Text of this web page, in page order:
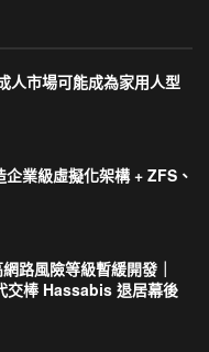
人市場可能成為家用人型
業級虛擬化架構 + ZFS、
路風險等級暫緩開發｜
棒 Hassabis 退居幕後